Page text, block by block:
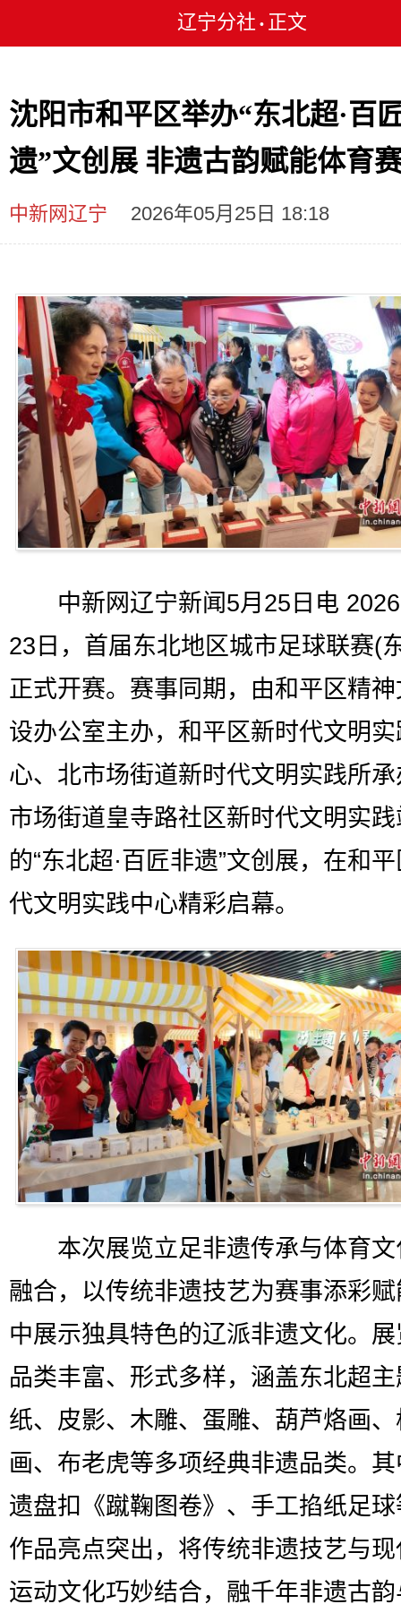
辽宁分社 • 正文
沈阳市和平区举办“东北超·百
遗”文创展 非遗古韵赋能体育
中新网辽宁 2026年05月25日 18:18
中新网辽宁新闻5月25日电 2026
23日，首届东北地区城市足球联赛(
正式开赛。赛事同期，由和平区精
设办公室主办，和平区新时代文明
心、北市场街道新时代文明实践所
市场街道皇寺路社区新时代文明实
的“东北超·百匠非遗”文创展，在和
代文明实践中心精彩启幕。
本次展览立足非遗传承与体育文
融合，以传统非遗技艺为赛事添彩
中展示独具特色的辽派非遗文化。
品类丰富、形式多样，涵盖东北超
纸、皮影、木雕、蛋雕、葫芦烙画
画、布老虎等多项经典非遗品类。
遗盘扣《蹴鞠图卷》、手工掐纸足
作品亮点突出，将传统非遗技艺与
运动文化巧妙结合，融千年非遗古